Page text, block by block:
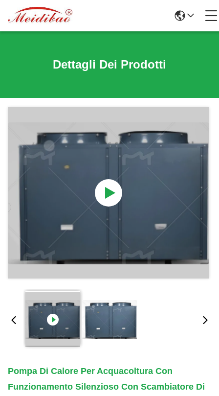
Dettagli Dei Prodotti
Pompa Di Calore Per Acquacoltura Con
Funzionamento Silenzioso Con Scambiatore Di